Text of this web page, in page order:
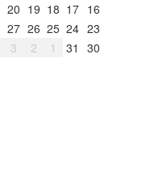
16
17
18
19
20
23
24
25
26
27
30
31
1
2
3